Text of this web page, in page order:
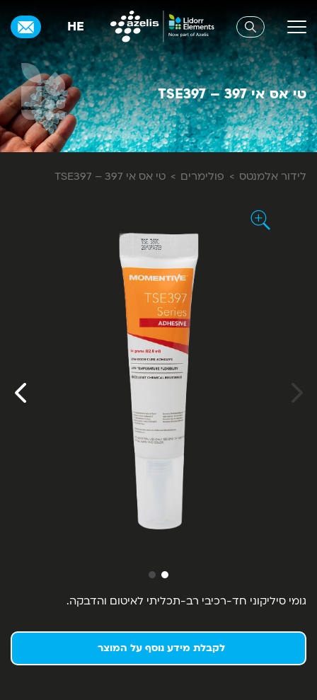
HE
טי אס אי 397 – TSE397
לידור אלמנטס פולימרים טי אס אי 397 – TSE397
גומי סיליקוני חד-רכיבי רב-תכליתי לאיטום והדבקה.
לקבלת מידע נוסף על המוצר